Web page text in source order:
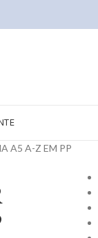
A5 A-Z EM PP